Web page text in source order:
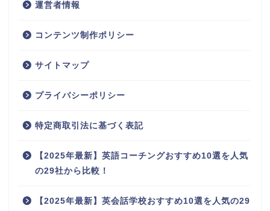
運営者情報
コンテンツ制作ポリシー
サイトマップ
プライバシーポリシー
特定商取引法に基づく表記
【2025年最新】英語コーチングおすすめ10選を人気
の29社から比較！
【2025年最新】英会話学校おすすめ10選を人気の29